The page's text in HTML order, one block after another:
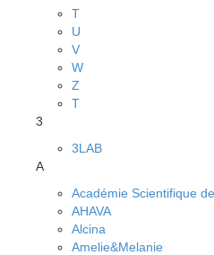
T
U
V
W
Z
Т
3
3LAB
A
Académie Scientifique
AHAVA
Alcina
Amelie&Melanie